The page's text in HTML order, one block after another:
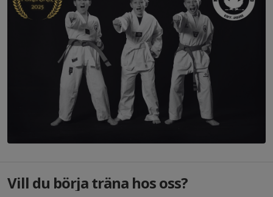
Vill du börja träna hos oss?